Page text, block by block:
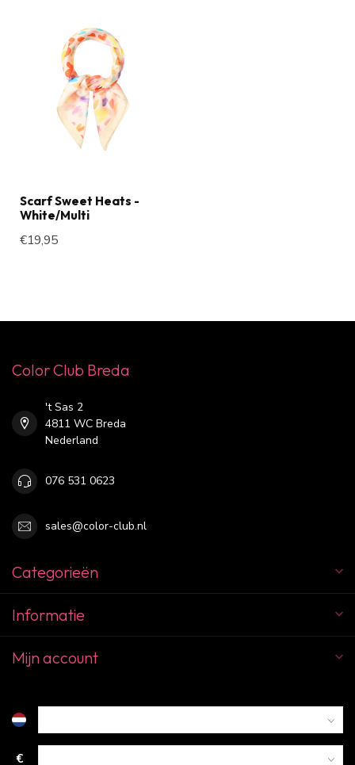
Scarf Sweet Heats -
White/Multi
€19,95
Color Club Breda
't Sas 2
4811 WC Breda
Nederland
076 531 0623
sales@color-club.nl
Categorieën
Informatie
Mijn account
€